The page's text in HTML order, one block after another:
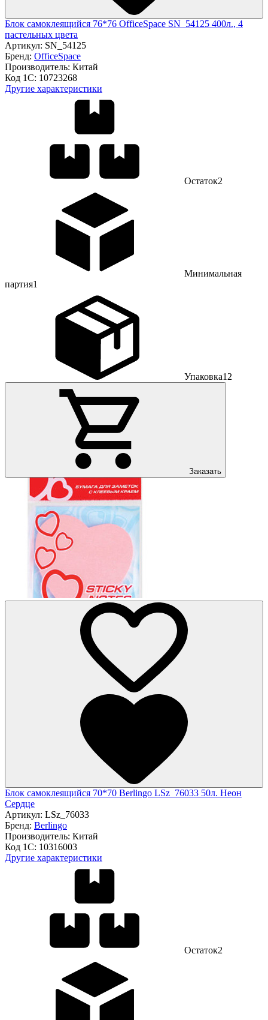
Блок самоклеящийся 76*76 OfficeSpace SN_54125 400л., 4
пастельных цвета
Артикул: SN_54125
Бренд: OfficeSpace
Производитель: Китай
Код 1С: 10723268
Другие характеристики
Остаток2
Минимальная
партия1
Упаковка12
Заказать
Блок самоклеящийся 70*70 Berlingo LSz_76033 50л. Неон
Сердце
Артикул: LSz_76033
Бренд: Berlingo
Производитель: Китай
Код 1С: 10316003
Другие характеристики
Остаток2